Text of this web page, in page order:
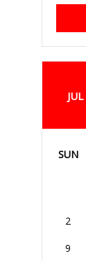
JUL
SUN
2
9